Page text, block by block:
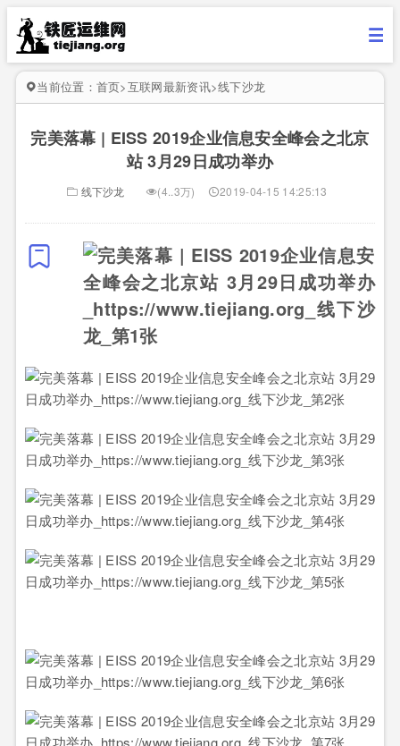
当前位置： 首页>互联网最新资讯>线下沙龙
完美落幕 | EISS 2019企业信息安全峰会之北京
站 3月29日成功举办
线下沙龙 (4..3万) 2019-04-15 14:25:13